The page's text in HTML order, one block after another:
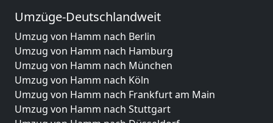
Umzüge-Deutschlandweit
Umzug von Hamm nach Berlin
Umzug von Hamm nach Hamburg
Umzug von Hamm nach München
Umzug von Hamm nach Köln
Umzug von Hamm nach Frankfurt am Main
Umzug von Hamm nach Stuttgart